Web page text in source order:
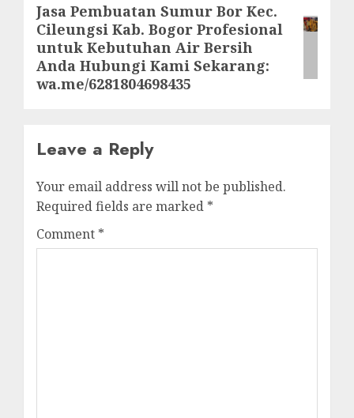
Next
post:
Jasa Pembuatan Sumur Bor Kec.
Cileungsi Kab. Bogor Profesional
untuk Kebutuhan Air Bersih
Anda Hubungi Kami Sekarang:
wa.me/6281804698435
Leave a Reply
Your email address will not be published.
Required fields are marked *
Comment *